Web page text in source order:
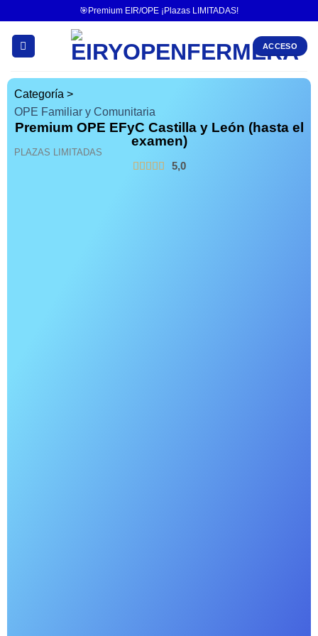
🎯Premium EIR/OPE ¡Plazas LIMITADAS!
ACCESO
Categoría >
OPE Familiar y Comunitaria
Premium OPE EFyC Castilla y León (hasta el
examen)
PLAZAS LIMITADAS
5,0